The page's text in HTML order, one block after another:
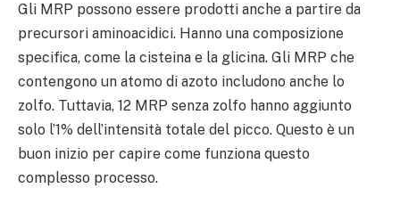
Gli MRP possono essere prodotti anche a partire da
precursori aminoacidici. Hanno una composizione
specifica, come la cisteina e la glicina. Gli MRP che
contengono un atomo di azoto includono anche lo
zolfo. Tuttavia, 12 MRP senza zolfo hanno aggiunto
solo l’1% dell’intensità totale del picco. Questo è un
buon inizio per capire come funziona questo
complesso processo.